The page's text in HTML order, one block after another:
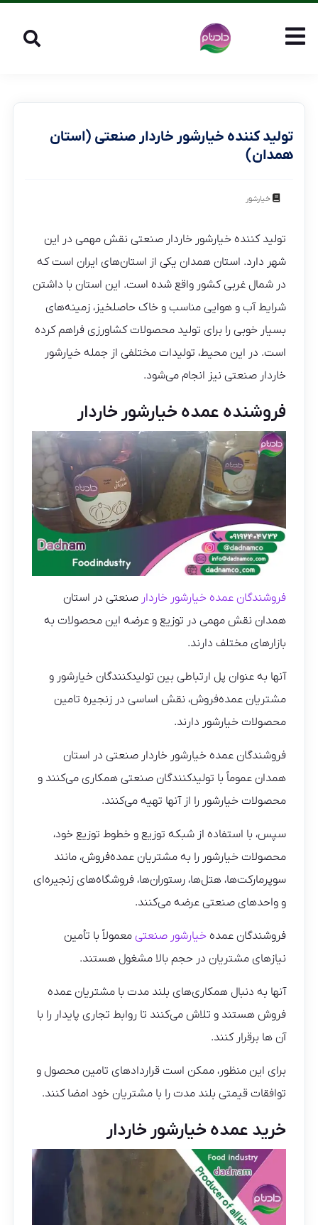
تولید کننده خیارشور خاردار صنعتی (استان
همدان)
خیارشور
تولید کننده خیارشور خاردار صنعتی نقش مهمی در این
شهر دارد. استان همدان یکی از استان‌های ایران است که
در شمال غربی کشور واقع شده است. این استان با داشتن
شرایط آب و هوایی مناسب و خاک حاصلخیز، زمینه‌های
بسیار خوبی را برای تولید محصولات کشاورزی فراهم کرده
است. در این محیط، تولیدات مختلفی از جمله خیارشور
خاردار صنعتی نیز انجام می‌شود.
فروشنده عمده خیارشور خاردار
فروشندگان عمده خیارشور خاردار صنعتی در استان
همدان نقش مهمی در توزیع و عرضه این محصولات به
بازارهای مختلف دارند.
آنها به عنوان پل ارتباطی بین تولیدکنندگان خیارشور و
مشتریان عمده‌فروش، نقش اساسی در زنجیره تامین
محصولات خیارشور دارند.
فروشندگان عمده خیارشور خاردار صنعتی در استان
همدان عموماً با تولیدکنندگان صنعتی همکاری می‌کنند و
محصولات خیارشور را از آنها تهیه می‌کنند.
سپس، با استفاده از شبکه توزیع و خطوط توزیع خود،
محصولات خیارشور را به مشتریان عمده‌فروش، مانند
سوپرمارکت‌ها، هتل‌ها، رستوران‌ها، فروشگاه‌های زنجیره‌ای
و واحدهای صنعتی عرضه می‌کنند.
فروشندگان عمده خیارشور صنعتی معمولاً با تأمین
نیازهای مشتریان در حجم بالا مشغول هستند.
آنها به دنبال همکاری‌های بلند مدت با مشتریان عمده‌
فروش هستند و تلاش می‌کنند تا روابط تجاری پایدار را با
آن ها برقرار کنند.
برای این منظور، ممکن است قراردادهای تامین محصول و
توافقات قیمتی بلند مدت را با مشتریان خود امضا کنند.
خرید عمده خیارشور خاردار